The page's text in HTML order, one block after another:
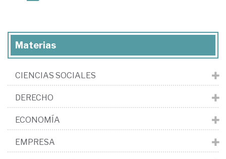
Materias
CIENCIAS SOCIALES
DERECHO
ECONOMÍA
EMPRESA